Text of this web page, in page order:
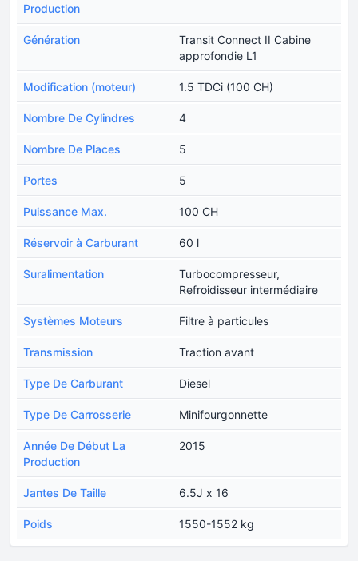
Production
Génération
Transit Connect II Cabine
approfondie L1
Modification (moteur) 1.5 TDCi (100 CH)
Nombre De Cylindres 4
Nombre De Places 5
Portes 5
Puissance Max. 100 CH
Réservoir à Carburant 60 l
Suralimentation
Turbocompresseur,
Refroidisseur intermédiaire
Systèmes Moteurs Filtre à particules
Transmission Traction avant
Type De Carburant Diesel
Type De Carrosserie Minifourgonnette
Année De Début La
Production
2015
Jantes De Taille 6.5J x 16
Poids 1550-1552 kg